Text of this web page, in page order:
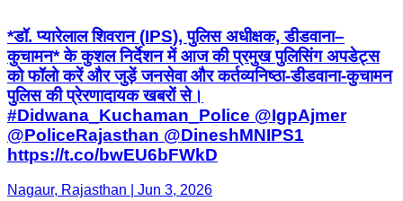
*डॉ. प्यारेलाल शिवरान (IPS), पुलिस अधीक्षक, डीडवाना–
कुचामन* के कुशल निर्देशन में आज की प्रमुख पुलिसिंग अपडेट्स
को फॉलो करें और जुड़ें जनसेवा और कर्तव्यनिष्ठा-डीडवाना-कुचामन
पुलिस की प्रेरणादायक खबरों से।
#Didwana_Kuchaman_Police @IgpAjmer
@PoliceRajasthan @DineshMNIPS1
https://t.co/bwEU6bFWkD
Nagaur, Rajasthan | Jun 3, 2026